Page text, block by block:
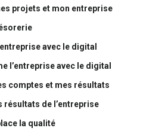
projets et mon entreprise
avec le digital
l’entreprise avec le digital
comptes et mes résultats
résultats de l’entreprise
la qualité